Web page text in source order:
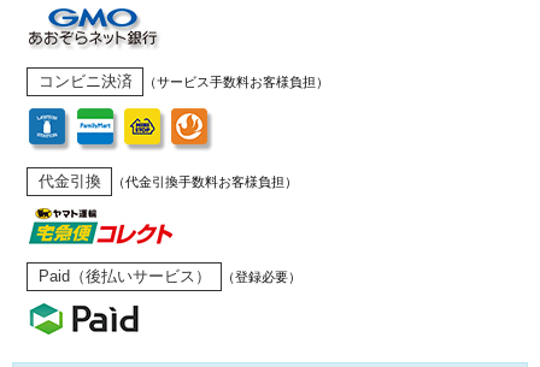
コンビニ決済 （サービス手数料お客様負担）
代金引換 （代金引換手数料お客様負担）
Paid（後払いサービス） （登録必要）